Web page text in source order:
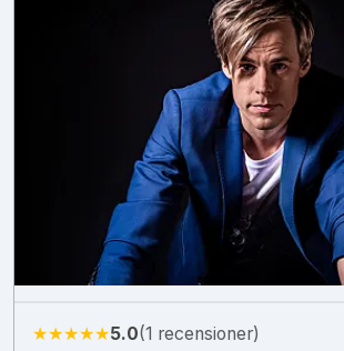
★★★★★5.0(1 recensioner)